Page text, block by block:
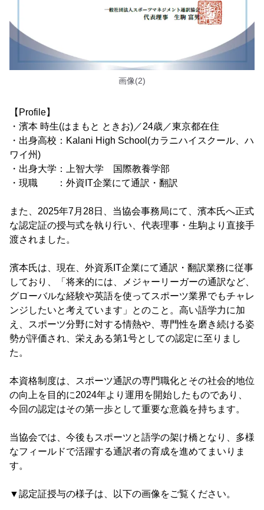
画像(2)
【Profile】
・濱本 時生(はまもと ときお)／24歳／東京都在住
・出身高校：Kalani High School(カラニハイスクール、ハ
ワイ州)
・出身大学：上智大学 国際教養学部
・現職 ：外資IT企業にて通訳・翻訳
また、2025年7月28日、当協会事務局にて、濱本氏へ正式
な認定証の授与式を執り行い、代表理事・生駒より直接手
渡されました。
濱本氏は、現在、外資系IT企業にて通訳・翻訳業務に従事
しており、「将来的には、メジャーリーガーの通訳など、
グローバルな経験や英語を使ってスポーツ業界でもチャレ
ンジしたいと考えています」とのこと。高い語学力に加
え、スポーツ分野に対する情熱や、専門性を磨き続ける姿
勢が評価され、栄えある第1号としての認定に至りまし
た。
本資格制度は、スポーツ通訳の専門職化とその社会的地位
の向上を目的に2024年より運用を開始したものであり、
今回の認定はその第一歩として重要な意義を持ちます。
当協会では、今後もスポーツと語学の架け橋となり、多様
なフィールドで活躍する通訳者の育成を進めてまいりま
す。
▼認定証授与の様子は、以下の画像をご覧ください。